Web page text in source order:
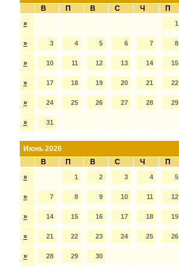
В
П В С Ч П
» 1
» 3 4 5 6 7 8
» 10 11 12 13 14 15
» 17 18 19 20 21 22
» 24 25 26 27 28 29
» 31
Июнь 2026
В
П В С Ч П
» 1 2 3 4 5
» 7 8 9 10 11 12
» 14 15 16 17 18 19
» 21 22 23 24 25 26
» 28 29 30